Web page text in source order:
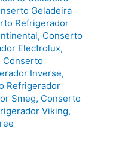
Geladeira
Refrigerador
, Conserto
Electrolux,
Conserto
Inverse,
Refrigerador
Smeg, Conserto
Viking,